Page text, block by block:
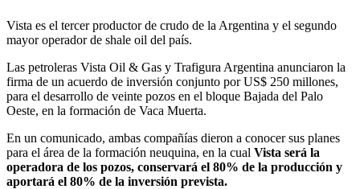
Vista es el tercer productor de crudo de la Argentina y el segundo
mayor operador de shale oil del país.
Las petroleras Vista Oil & Gas y Trafigura Argentina anunciaron la
firma de un acuerdo de inversión conjunto por US$ 250 millones,
para el desarrollo de veinte pozos en el bloque Bajada del Palo
Oeste, en la formación de Vaca Muerta.
En un comunicado, ambas compañías dieron a conocer sus planes
para el área de la formación neuquina, en la cual Vista será la
operadora de los pozos, conservará el 80% de la producción y
aportará el 80% de la inversión prevista.